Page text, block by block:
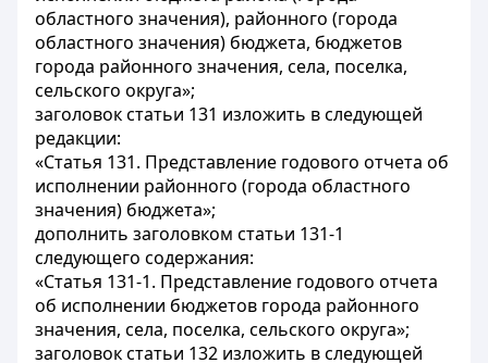
областного значения), районного (города
областного значения) бюджета, бюджетов
города районного значения, села, поселка,
сельского округа»;
заголовок статьи 131 изложить в следующей
редакции:
«Статья 131. Представление годового отчета об
исполнении районного (города областного
значения) бюджета»;
дополнить заголовком статьи 131-1
следующего содержания:
«Статья 131-1. Представление годового отчета
об исполнении бюджетов города районного
значения, села, поселка, сельского округа»;
заголовок статьи 132 изложить в следующей